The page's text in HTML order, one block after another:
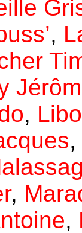
,
,
,
,
,